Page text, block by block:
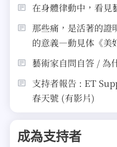
在身體律動中，看見
那些痛，是活著的證
的意義—動見体《美
藝術家自問自答 / 為
支持者報告 : ET
春天號 (有影片)
成為支持者